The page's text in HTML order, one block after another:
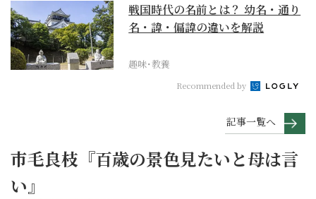
戦国時代の名前とは？ 幼名・通り
名・諱・偏諱の違いを解説
趣味･教養
Recommended by
記事一覧へ
市毛良枝『百歳の景色見たいと母は言
い』